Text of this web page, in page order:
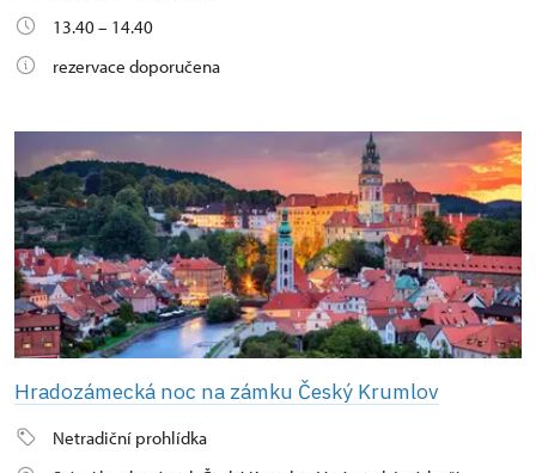
13.40 – 14.40
rezervace doporučena
Hradozámecká noc na zámku Český Krumlov
Netradiční prohlídka